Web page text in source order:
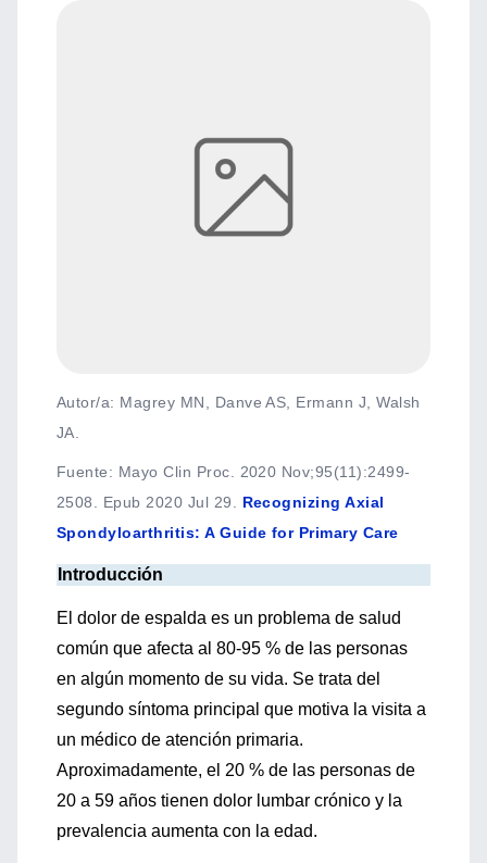
Autor/a: Magrey MN, Danve AS, Ermann J, Walsh
JA.
Fuente: Mayo Clin Proc. 2020 Nov;95(11):2499-
2508. Epub 2020 Jul 29.
Recognizing Axial
Spondyloarthritis: A Guide for Primary Care
Introducción
El dolor de espalda es un problema de salud
común que afecta al 80-95 % de las personas
en algún momento de su vida. Se trata del
segundo síntoma principal que motiva la visita a
un médico de atención primaria.
Aproximadamente, el 20 % de las personas de
20 a 59 años tienen dolor lumbar crónico y la
prevalencia aumenta con la edad.